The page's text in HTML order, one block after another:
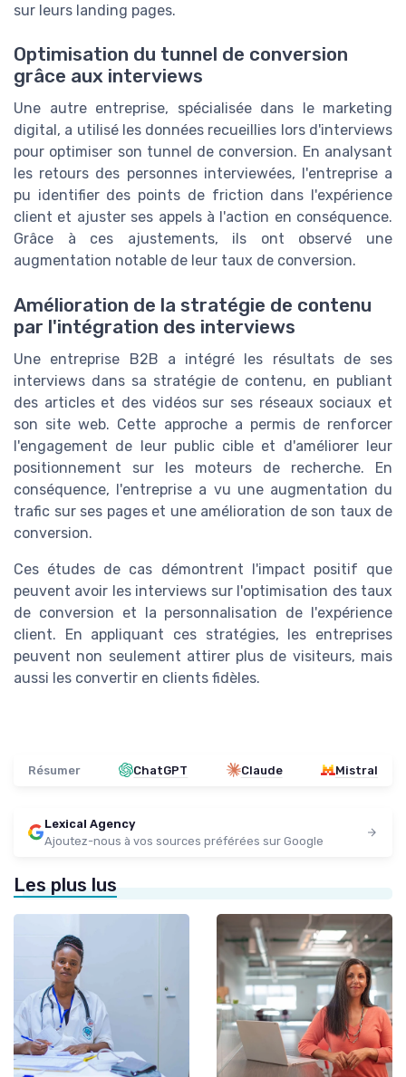
sur leurs landing pages.
Optimisation du tunnel de conversion
grâce aux interviews
Une autre entreprise, spécialisée dans le marketing
digital, a utilisé les données recueillies lors d'interviews
pour optimiser son tunnel de conversion. En analysant
les retours des personnes interviewées, l'entreprise a
pu identifier des points de friction dans l'expérience
client et ajuster ses appels à l'action en conséquence.
Grâce à ces ajustements, ils ont observé une
augmentation notable de leur taux de conversion.
Amélioration de la stratégie de contenu
par l'intégration des interviews
Une entreprise B2B a intégré les résultats de ses
interviews dans sa stratégie de contenu, en publiant
des articles et des vidéos sur ses réseaux sociaux et
son site web. Cette approche a permis de renforcer
l'engagement de leur public cible et d'améliorer leur
positionnement sur les moteurs de recherche. En
conséquence, l'entreprise a vu une augmentation du
trafic sur ses pages et une amélioration de son taux de
conversion.
Ces études de cas démontrent l'impact positif que
peuvent avoir les interviews sur l'optimisation des taux
de conversion et la personnalisation de l'expérience
client. En appliquant ces stratégies, les entreprises
peuvent non seulement attirer plus de visiteurs, mais
aussi les convertir en clients fidèles.
Résumer ChatGPT Claude Mistral
Lexical Agency
Ajoutez-nous à vos sources préférées sur Google
Les plus lus